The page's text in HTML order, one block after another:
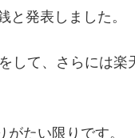
と発表しました。
して、さらには
たい限りです。